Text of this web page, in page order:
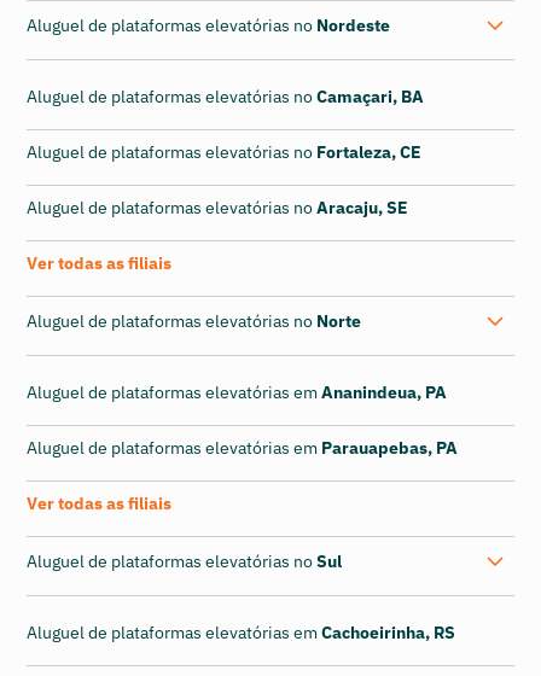
Aluguel de plataformas elevatórias no Nordeste
Aluguel de plataformas elevatórias noCamaçari, BA
Aluguel de plataformas elevatórias no Fortaleza, CE
Aluguel de plataformas elevatórias noAracaju, SE
Ver todas as filiais
Aluguel de plataformas elevatórias no Norte
Aluguel de plataformas elevatórias emAnanindeua, PA
Aluguel de plataformas elevatórias em Parauapebas, PA
Ver todas as filiais
Aluguel de plataformas elevatórias noSul
Aluguel de plataformas elevatórias emCachoeirinha, RS